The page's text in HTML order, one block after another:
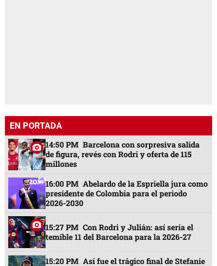
EN PORTADA
14:50 PM Barcelona con sorpresiva salida
de figura, revés con Rodri y oferta de 115
millones
16:00 PM Abelardo de la Espriella jura como
presidente de Colombia para el periodo
2026-2030
15:27 PM Con Rodri y Julián: así sería el
temible 11 del Barcelona para la 2026-27
15:20 PM Así fue el trágico final de Stefanie